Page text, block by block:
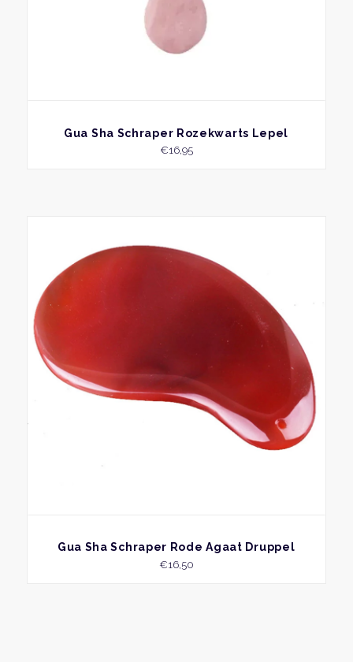
BEKIJK
Gua Sha Schraper Rozekwarts Lepel
€16,95
BEKIJK
Gua Sha Schraper Rode Agaat Druppel
€16,50